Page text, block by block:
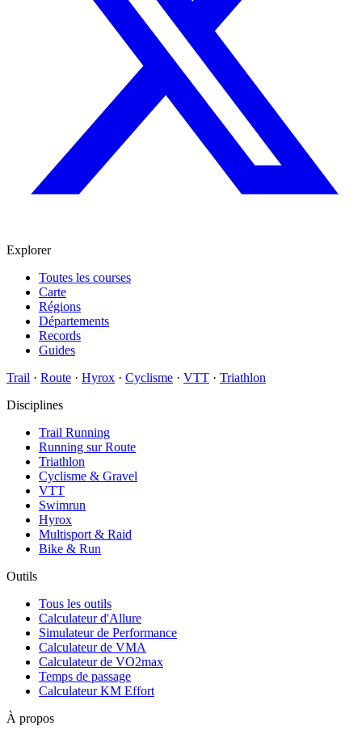
Explorer
Toutes les courses
Carte
Régions
Départements
Records
Guides
Trail · Route · Hyrox · Cyclisme · VTT · Triathlon
Disciplines
Trail Running
Running sur Route
Triathlon
Cyclisme & Gravel
VTT
Swimrun
Hyrox
Multisport & Raid
Bike & Run
Outils
Tous les outils
Calculateur d'Allure
Simulateur de Performance
Calculateur de VMA
Calculateur de VO2max
Temps de passage
Calculateur KM Effort
À propos